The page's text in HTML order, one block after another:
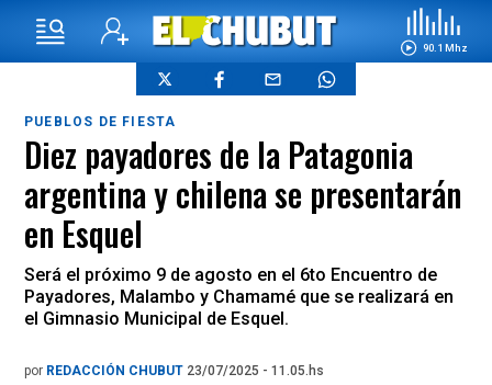
90.1 Mhz
PUEBLOS DE FIESTA
Diez payadores de la Patagonia
argentina y chilena se presentarán
en Esquel
Será el próximo 9 de agosto en el 6to Encuentro de
Payadores, Malambo y Chamamé que se realizará en
el Gimnasio Municipal de Esquel.
por REDACCIÓN CHUBUT 23/07/2025 - 11.05.hs